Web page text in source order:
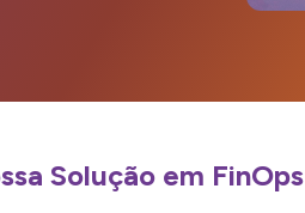
Solução em FinOps